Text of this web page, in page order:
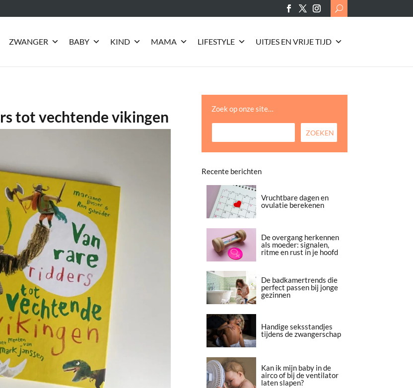
Search
for:
ZWANGER BABY KIND MAMA LIFESTYLE UITJES EN VRIJE TIJD
tot vechtende vikingen Zoek op onze site…
Recente berichten
Vruchtbare dagen en
ovulatie berekenen
De overgang herkennen
als moeder: signalen,
ritme en rust in je hoofd
De badkamertrends die
perfect passen bij jonge
gezinnen
Handige seksstandjes
tijdens de zwangerschap
Kan ik mijn baby in de
airco of bij de ventilator
laten slapen?